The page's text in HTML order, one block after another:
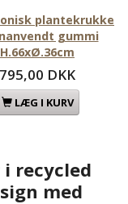
plantekrukke
gummi
H.66xØ.36cm
795,00 DKK
LÆG I KURV
recycled
med